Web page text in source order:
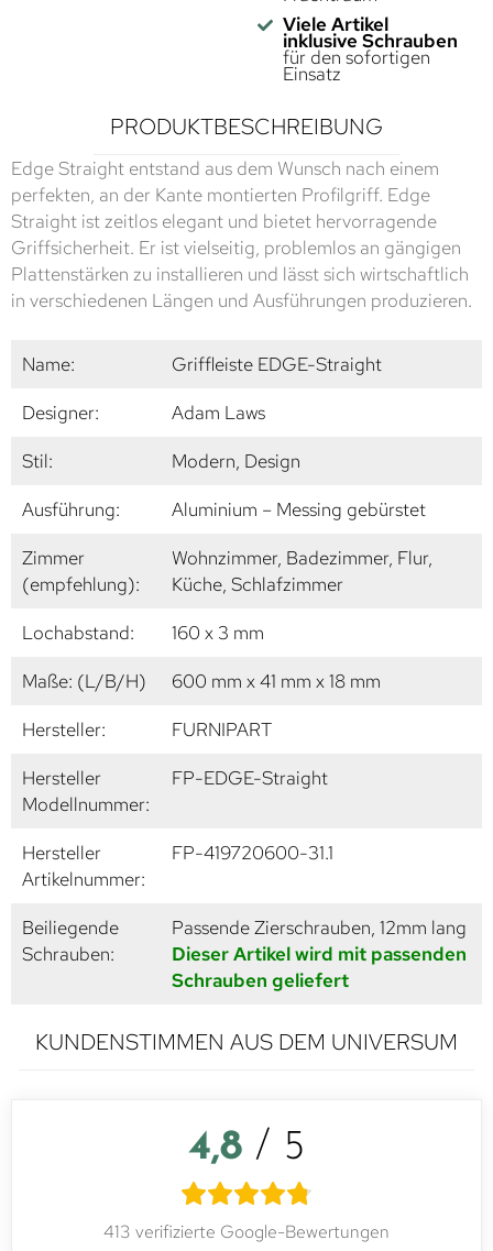
Viele Artikel
inklusive Schrauben
für den sofortigen
Einsatz
PRODUKTBESCHREIBUNG
Edge Straight entstand aus dem Wunsch nach einem
perfekten, an der Kante montierten Profilgriff. Edge
Straight ist zeitlos elegant und bietet hervorragende
Griffsicherheit. Er ist vielseitig, problemlos an gängigen
Plattenstärken zu installieren und lässt sich wirtschaftlich
in verschiedenen Längen und Ausführungen produzieren.
Name:
Griffleiste EDGE-Straight
Designer:
Adam Laws
Stil:
Modern, Design
Ausführung:
Aluminium – Messing gebürstet
Zimmer
(empfehlung):
Wohnzimmer, Badezimmer, Flur,
Küche, Schlafzimmer
Lochabstand:
160 x 3 mm
Maße: (L/B/H)
600 mm x 41 mm x 18 mm
Hersteller:
FURNIPART
Hersteller
Modellnummer:
FP-EDGE-Straight
Hersteller
Artikelnummer:
FP-419720600-31.1
Beiliegende
Schrauben:
Passende Zierschrauben, 12mm lang
Dieser Artikel wird mit passenden
Schrauben geliefert
KUNDENSTIMMEN AUS DEM UNIVERSUM
4,8 / 5
413 verifizierte Google-Bewertungen